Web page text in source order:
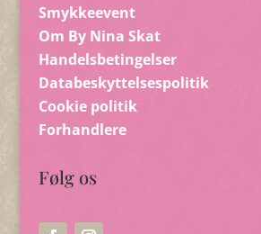
Smykkeevent
Om By Nina Skat
Handelsbetingelser
Databeskyttelsespolitik
Cookie politik
Forhandlere
Følg os